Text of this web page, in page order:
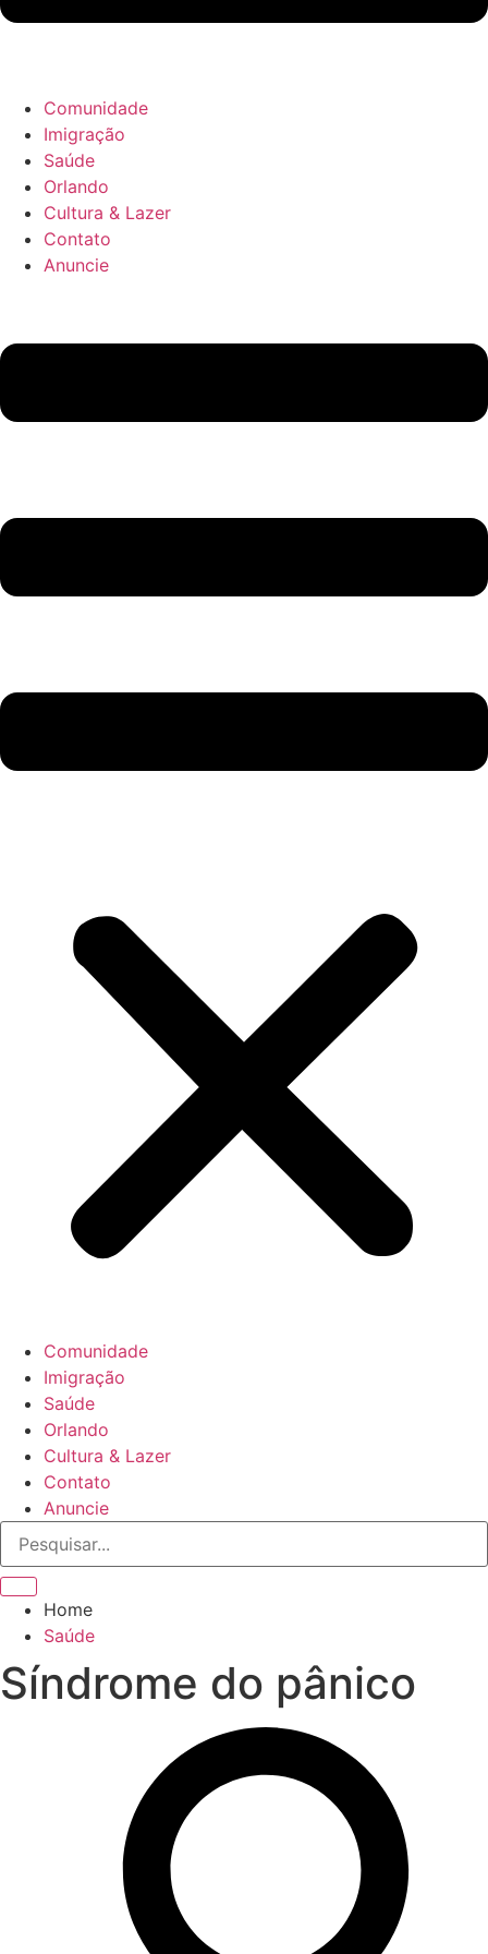
Comunidade
Imigração
Saúde
Orlando
Cultura & Lazer
Contato
Anuncie
Comunidade
Imigração
Saúde
Orlando
Cultura & Lazer
Contato
Anuncie
Home
Saúde
Síndrome do pânico